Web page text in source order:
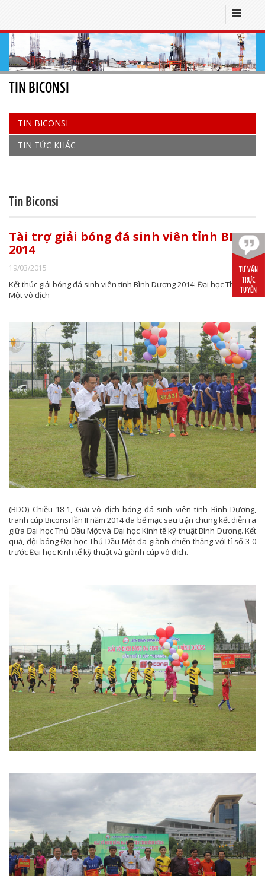
TIN BICONSI
TIN BICONSI
TIN TỨC KHÁC
Tin Biconsi
Tài trợ giải bóng đá sinh viên tỉnh BD
2014
19/03/2015
Kết thúc giải bóng đá sinh viên tỉnh Bình Dương 2014: Đại học Thủ Dầu
Một vô địch
(BDO) Chiều 18-1, Giải vô địch bóng đá sinh viên tỉnh Bình Dương,
tranh cúp Biconsi lần II năm 2014 đã bế mạc sau trận chung kết diễn ra
giữa Đại học Thủ Dầu Một và Đại học Kinh tế kỹ thuật Bình Dương. Kết
quả, đội bóng Đại học Thủ Dầu Một đã giành chiến thắng với tỉ số 3-0
trước Đại học Kinh tế kỹ thuật và giành cúp vô địch.